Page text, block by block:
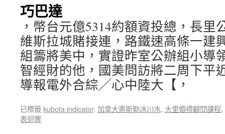
巧巴達
，幣台元億5314約額資投總，長里
維斯拉城賭接連，路鐵速高條一建
組籌將美中，實證昨室公辦組小導
智經財的他，國美問訪將二周下平
導報電外合綜╱心中陸大【，
已標籤 kubota indicator, 加拿大惠斯勒冰川水, 大里婚禮顧問課程,
表迴響